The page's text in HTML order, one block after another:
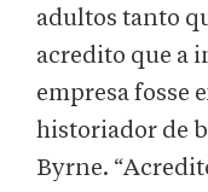
adultos tanto
acredito que a
empresa fosse
historiador de
Byrne.